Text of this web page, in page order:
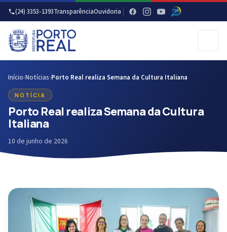
(24) 3353-1393TransparênciaOuvidoria
Início›Notícias›Porto Real realiza Semana da Cultura Italiana
NOTÍCIA
Porto Real realiza Semana da Cultura
Italiana
10 de junho de 2026